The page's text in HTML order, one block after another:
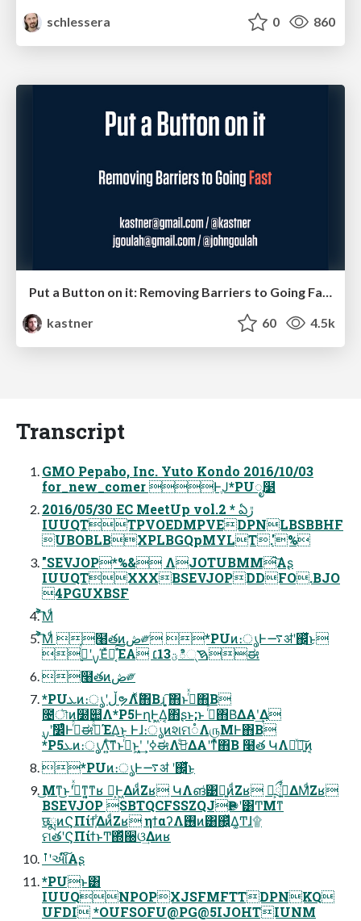
schlessera
0 860
kastner
60 4.5k
Transcript
GMO Pepabo, Inc. Yuto Kondo 2016/10/03
for_new_comer ͰֶͿ*PUೖ໳
2016/05/30 EC MeetUp vol.2 * ఏڙ
IUUQTTPVOEDMPVEDPNLBSBBHF
UBOBLBXPLBGQpMYLT.'%
"SEVJOP*%& ΛJOTUBMM͠Α͏ʂ
IUUQTXXXBSEVJOPDDFO.BJO
4PGUXBSF
͋͐͡Μͩ
͋͐͡Μͩ ໨తͷڞ༗ *PUͷ։ൃͰ࠷ॳʹ஌͓ͬͯ͘͜ͱ
࣮ࡍʹ࡞ͬͯΈͯಈ͔ͯ͠ΈΑ͏ ࠇ୍ిؾ13׆ಈ
໨తͷڞ༗
*PUܥͷ։ൃʹڵຯΛ࣋ͬͯ΋Β͏ɻָ͍͔͠ ΋ͱࢥͬͯ΋Β͏
೔ৗͷ໰୊Λ*P5ͰղܾͰ͖Δ͔΋ʂͱ;ͱ ࢥͬͯ΋Β͑ΔΑ͏ʹ͢Δ
*P5ܥͷ։ൃΛ͍ͨ͠ͳͱࢥͬͨͱ͖ʹ͙͢ ʹߦಈΛىͤ͜ΔΑ͏ʹͳͬͯ΋Β͏ ໨త ԿΛಘͯཉ͍͠ͷ͔
*PUͷ։ൃͰ࠷ॳ ʹ஌͓ͬͯ͘͜ͱ
͜Μͳ͜ͱʹࠔͬͯͳ͍͔ͳʁ Կ͕Ͱ͖ΔͷͩΖ͏ʁ ԿΛങ͑͹ྑ͍ͷͩΖ͏ʁ Կ͕ྲྀߦ͍ͬͯΔΜͩΖ͏ʁ
BSEVJOP SBTQCFSSZQJҎ֎ʹ͸ͲΜͳ
छྨͷϚΠίϯ͕͋ΔͷͩΖ͏ʁ ηϯαʔΛ࢖͏ͷ͸஌͍ͬͯΔ͚Ͳɺ۩
ମతʹϚΠίϯͱͲ͏΍ͬͯ઀ଓ͢Δͷʁ
ࡶʹઆ໌͠Α͏ʂ
*PUͱ͸
IUUQNPOPXJSFMFTTDPNKQ
UFDI *OUFSOFU@PG@5IJOHTIUNM